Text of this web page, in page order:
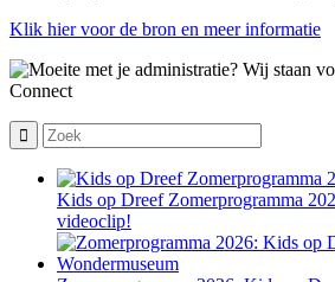
Klik hier voor de bron en meer informatie
Kids op Dreef Zomerprogramma
videoclip!